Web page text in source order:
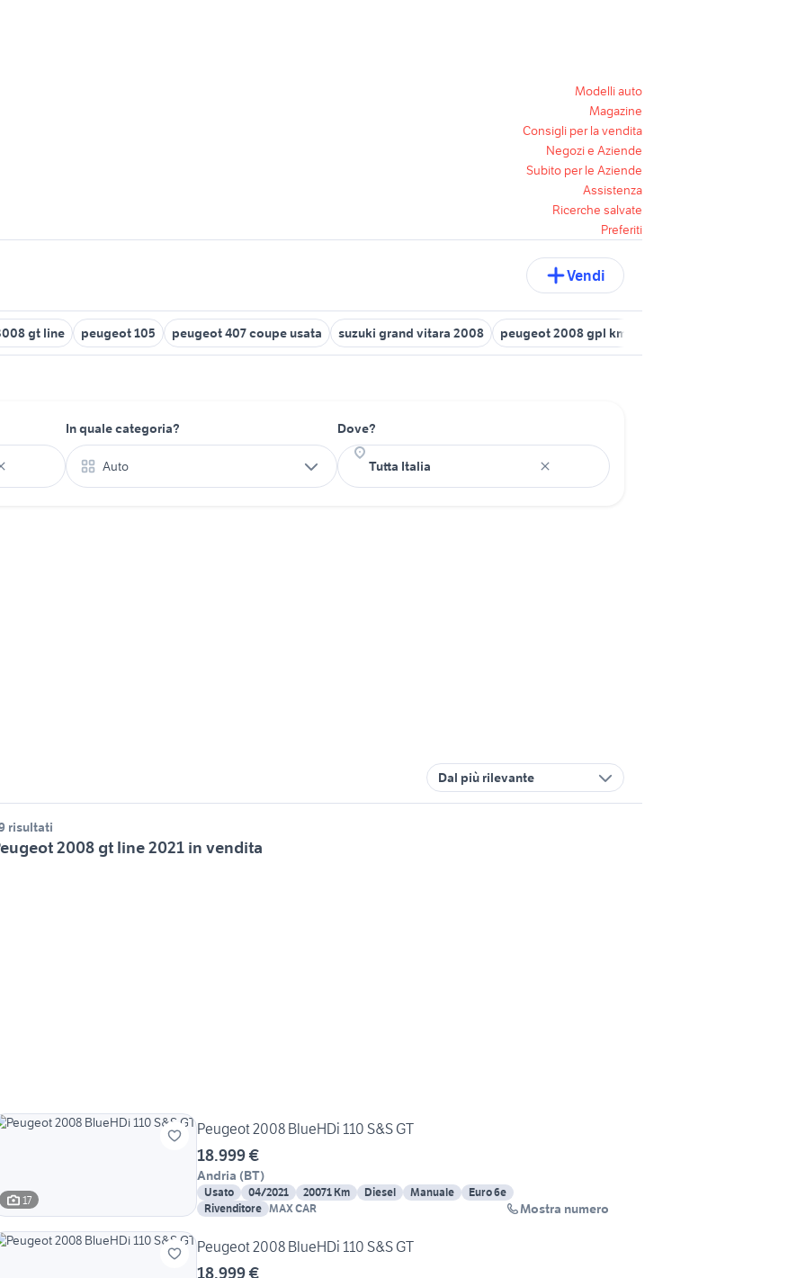
Modelli auto
Magazine
Consigli per la vendita
Negozi e Aziende
Subito per le Aziende
Assistenza
Ricerche salvate
Preferiti
Vendi
gt line peugeot 105 peugeot 407 coupe usata suzuki grand vitara 2008 peugeot 2008 gpl km 0
In quale categoria?
Auto
Dove?
Dal più rilevante
risultati
2008 gt line 2021 in vendita
17
Peugeot 2008 BlueHDi 110 S&S GT
18.999 €
Andria (BT)
Usato 04/2021 20071 Km Diesel Manuale
Euro 6e
Rivenditore MAX CAR Mostra numero
Peugeot 2008 BlueHDi 110 S&S GT
18.999 €